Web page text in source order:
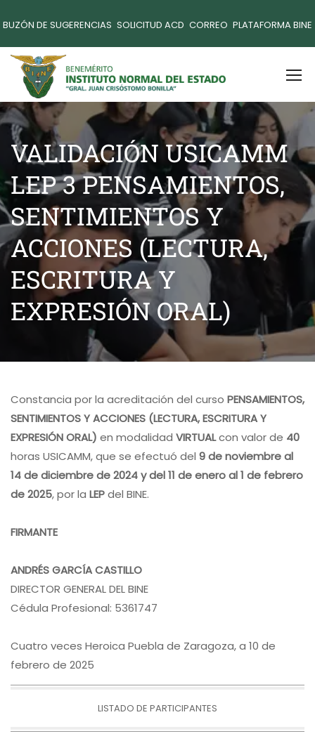
BUZÓN DE SUGERENCIAS SOLICITUD ACD CORREO PLATAFORMA BINE
VALIDACIÓN USICAMM
LEP 3 PENSAMIENTOS,
SENTIMIENTOS Y
ACCIONES (LECTURA,
ESCRITURA Y
EXPRESIÓN ORAL)
Constancia por la acreditación del curso PENSAMIENTOS,
SENTIMIENTOS Y ACCIONES (LECTURA, ESCRITURA Y
EXPRESIÓN ORAL) en modalidad VIRTUALcon valor de 40
horas USICAMM, que se efectuó del 9 de noviembre al
14 de diciembre de 2024 y del 11 de enero al 1 de febrero
de 2025, por la LEPdel BINE.
FIRMANTE
ANDRÉS GARCÍA CASTILLO
DIRECTOR GENERAL DEL BINE
Cédula Profesional: 5361747
Cuatro veces Heroica Puebla de Zaragoza, a 10 de
febrero de 2025
LISTADO DE PARTICIPANTES